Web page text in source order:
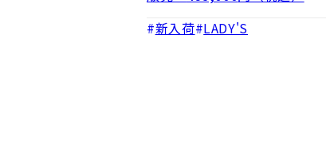
新入荷 LADY'S